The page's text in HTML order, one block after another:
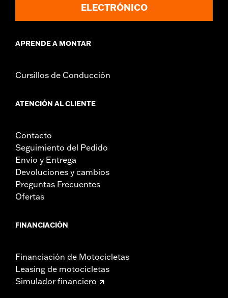
ELECTRÓNICO
APRENDE A MONTAR
Cursillos de Conducción
ATENCIÓN AL CLIENTE
Contacto
Seguimiento del Pedido
Envío y Entrega
Devoluciones y cambios
Preguntas Frecuentes
Ofertas
FINANCIACIÓN
Financiación de Motocicletas
Leasing de motocicletas
Simulador financiero